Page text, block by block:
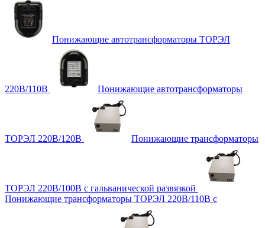
Понижающие автотрансформаторы ТОРЭЛ
220В/110В Понижающие автотрансформаторы
ТОРЭЛ 220В/120В Понижающие трансформаторы
ТОРЭЛ 220В/100В с гальванической развязкой
Понижающие трансформаторы ТОРЭЛ 220В/110В с